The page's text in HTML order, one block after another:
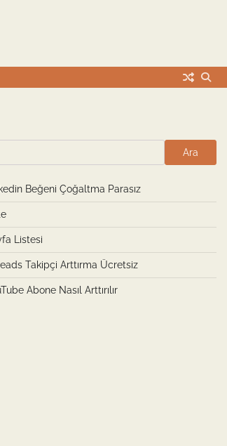
Ara
Beğeni Çoğaltma Parasız
Listesi
Takipçi Arttırma Ücretsiz
Abone Nasıl Arttırılır